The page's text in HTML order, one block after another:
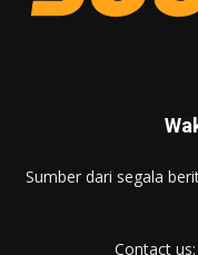
Sumber dari segala
Contact us: